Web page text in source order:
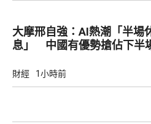
大摩邢自強：AI熱潮「半場
息」 中國有優勢搶佔下半
財經 1小時前